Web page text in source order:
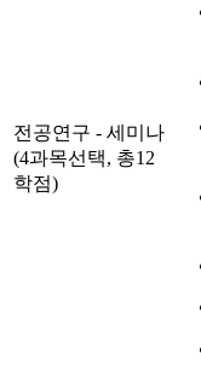
전공연구 - 세미나
(4과목선택, 총12
학점)